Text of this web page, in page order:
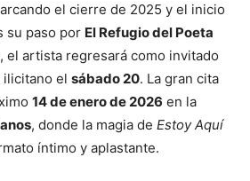
el cierre de 2025 y el inicio
su paso por El Refugio del Poeta
, el artista regresará como invitado
el sábado 20. La gran cita
14 de enero de 2026 en la
, donde la magia de Estoy Aquí
íntimo y aplastante.